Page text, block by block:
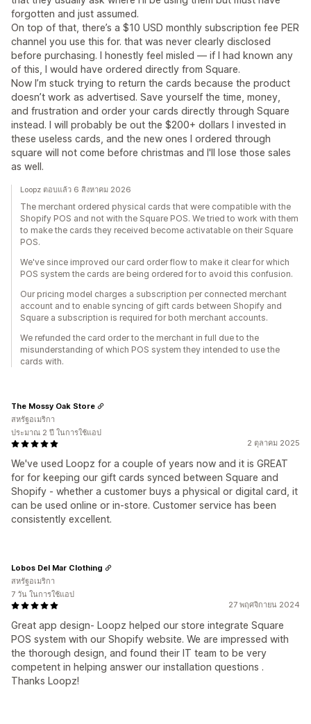
forgotten and just assumed.
On top of that, there’s a $10 USD monthly subscription fee PER
channel you use this for. that was never clearly disclosed
before purchasing. I honestly feel misled — if I had known any
of this, I would have ordered directly from Square.
Now I’m stuck trying to return the cards because the product
doesn’t work as advertised. Save yourself the time, money,
and frustration and order your cards directly through Square
instead. I will probably be out the $200+ dollars I invested in
these useless cards, and the new ones I ordered through
square will not come before christmas and I'll lose those sales
as well.
Loopz ตอบแล้ว 6 สิงหาคม 2026
The merchant ordered physical cards that were compatible with the
Shopify POS and not with the Square POS. We tried to work with them
to make the cards they received become activatable on their Square
POS.
We've since improved our card order flow to make it clear for which
POS system the cards are being ordered for to avoid this confusion.
Our pricing model charges a subscription per connected merchant
account and to enable syncing of gift cards between Shopify and
Square a subscription is required for both merchant accounts.
We refunded the card order to the merchant in full due to the
misunderstanding of which POS system they intended to use the
cards with.
2 ตุลาคม 2025
We've used Loopz for a couple of years now and it is GREAT
for for keeping our gift cards synced between Square and
Shopify - whether a customer buys a physical or digital card, it
can be used online or in-store. Customer service has been
consistently excellent.
The Mossy Oak Store
สหรัฐอเมริกา
ประมาณ 2 ปี ในการใช้แอป
27 พฤศจิกายน 2024
Great app design- Loopz helped our store integrate Square
POS system with our Shopify website. We are impressed with
the thorough design, and found their IT team to be very
competent in helping answer our installation questions .
Thanks Loopz!
Lobos Del Mar Clothing
สหรัฐอเมริกา
7 วัน ในการใช้แอป